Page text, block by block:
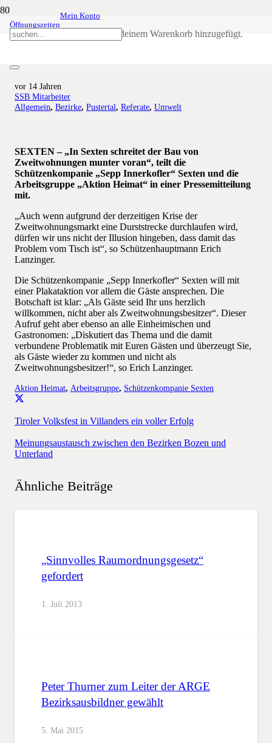
Öffnungszeiten
Mein Konto
wurde deinem Warenkorb hinzugefügt.
Aktion Heimat: „Augustaktion“ der
vor 14 Jahren
SSB Mitarbeiter
Allgemein, Bezirke, Pustertal, Referate, Umwelt
SEXTEN – „In Sexten schreitet der Bau von
Zweitwohnungen munter voran“, teilt die
Schützenkompanie „Sepp Innerkofler“ Sexten und die
Arbeitsgruppe „Aktion Heimat“ in einer Pressemitteilung
mit.
„Auch wenn aufgrund der derzeitigen Krise der
Zweitwohnungsmarkt eine Durststrecke durchlaufen wird,
dürfen wir uns nicht der Illusion hingeben, dass damit das
Problem vom Tisch ist“, so Schützenhauptmann Erich
Lanzinger.
Die Schützenkompanie „Sepp Innerkofler“ Sexten will mit
einer Plakataktion vor allem die Gäste ansprechen. Die
Botschaft ist klar: „Als Gäste seid Ihr uns herzlich
willkommen, nicht aber als Zweitwohnungsbesitzer“. Dieser
Aufruf geht aber ebenso an alle Einheimischen und
Gastronomen: „Diskutiert das Thema und die damit
verbundene Problematik mit Euren Gästen und überzeugt Sie,
als Gäste wieder zu kommen und nicht als
Zweitwohnungsbesitzer!“, so Erich Lanzinger.
Aktion Heimat, Arbeitsgruppe, Schützenkompanie Sexten
Tiroler Volksfest in Villanders ein voller Erfolg
Meinungsaustausch zwischen den Bezirken Bozen und
Unterland
Ähnliche Beiträge
„Sinnvolles Raumordnungsgesetz“
gefordert
1. Juli 2013
Peter Thurner zum Leiter der ARGE
Bezirksausbildner gewählt
5. Mai 2015